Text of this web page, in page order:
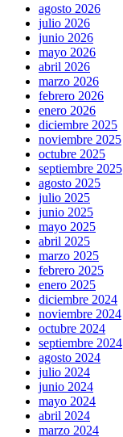
agosto 2026
julio 2026
junio 2026
mayo 2026
abril 2026
marzo 2026
febrero 2026
enero 2026
diciembre 2025
noviembre 2025
octubre 2025
septiembre 2025
agosto 2025
julio 2025
junio 2025
mayo 2025
abril 2025
marzo 2025
febrero 2025
enero 2025
diciembre 2024
noviembre 2024
octubre 2024
septiembre 2024
agosto 2024
julio 2024
junio 2024
mayo 2024
abril 2024
marzo 2024